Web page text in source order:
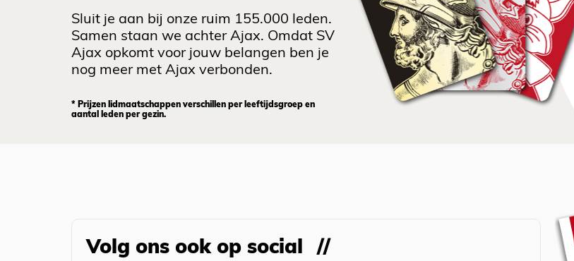
Sluit je aan bij onze ruim 155.000 leden.
Samen staan we achter Ajax. Omdat SV
Ajax opkomt voor jouw belangen ben je
nog meer met Ajax verbonden.
* Prijzen lidmaatschappen verschillen per leeftijdsgroep en
aantal leden per gezin.
Volg ons ook op social